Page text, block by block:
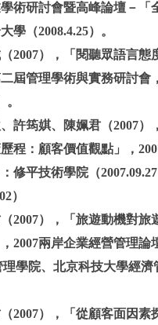
術研討會暨高峰論壇－「
學（2008.4.25）。
2007），「閱聽眾語言態
屆管理學術與實務研討會
許筠娸、陳姵君（2007）
程：顧客價值觀點」，
修平技術學院（
）
2007），「旅遊動機對旅
2007兩岸企業經營管理論
學院、北京科技大學經濟
2007），「從顧客面因素